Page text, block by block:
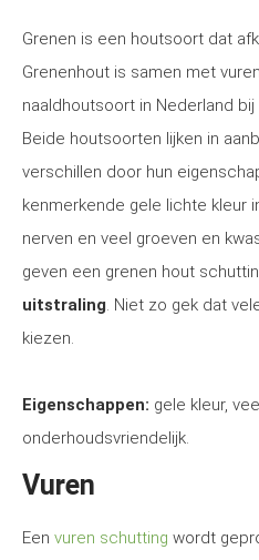
Grenen is een houtsoort dat
Grenenhout is samen met
naaldhoutsoort in Nederland
Beide houtsoorten lijken in
verschillen door hun
kenmerkende gele lichte kleur
nerven en veel groeven en
geven een grenen hout
uitstraling. Niet zo gek dat
kiezen.
Eigenschappen: gele kleur,
onderhoudsvriendelijk.
Vuren
Een vuren schutting wordt